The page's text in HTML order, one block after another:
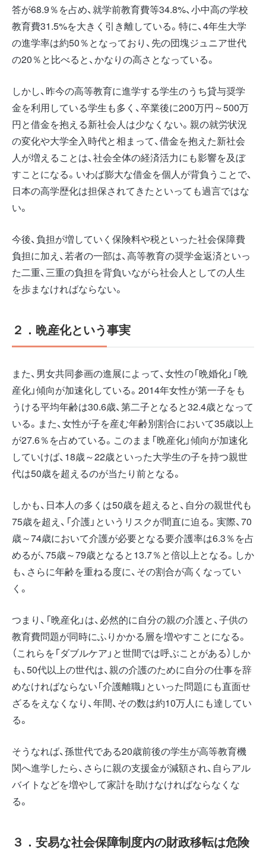
答が68.9％を占め、就学前教育費等34.8%、小中高の学校
教育費31.5%を大きく引き離している。特に、4年生大学
の進学率は約50％となっており、先の団塊ジュニア世代
の20％と比べると、かなりの高さとなっている。
しかし、昨今の高等教育に進学する学生のうち貸与奨学
金を利用している学生も多く、卒業後に200万円～500万
円と借金を抱える新社会人は少なくない。親の就労状況
の変化や大学全入時代と相まって、借金を抱えた新社会
人が増えることは、社会全体の経済活力にも影響を及ぼ
すことになる。いわば膨大な借金を個人が背負うことで、
日本の高学歴化は担保されてきたといっても過言ではな
い。
今後、負担が増していく保険料や税といった社会保障費
負担に加え、若者の一部は、高等教育の奨学金返済といっ
た二重、三重の負担を背負いながら社会人としての人生
を歩まなければならない。
２．晩産化という事実
また、男女共同参画の進展によって、女性の「晩婚化」「晩
産化」傾向が加速化している。2014年女性が第一子をも
うける平均年齢は30.6歳、第二子となると32.4歳となって
いる。また、女性が子を産む年齢別割合において35歳以上
が27.6％を占めている。このまま「晩産化」傾向が加速化
していけば、18歳～22歳といった大学生の子を持つ親世
代は50歳を超えるのが当たり前となる。
しかも、日本人の多くは50歳を超えると、自分の親世代も
75歳を超え、「介護」というリスクが間直に迫る。実際、70
歳～74歳において介護が必要となる要介護率は6.3％を占
めるが、75歳～79歳となると13.7％と倍以上となる。しか
も、さらに年齢を重ねる度に、その割合が高くなってい
く。
つまり、「晩産化」は、必然的に自分の親の介護と、子供の
教育費問題が同時にふりかかる層を増やすことになる。
（これらを「ダブルケア」と世間では呼ぶことがある）しか
も、50代以上の世代は、親の介護のために自分の仕事を辞
めなければならない「介護離職」といった問題にも直面せ
ざるをえなくなり、年間、その数は約10万人にも達してい
る。
そうなれば、孫世代である20歳前後の学生が高等教育機
関へ進学したら、さらに親の支援金が減額され、自らアル
バイトなどを増やして家計を助けなければならなくな
る。
３．安易な社会保障制度内の財政移転は危険